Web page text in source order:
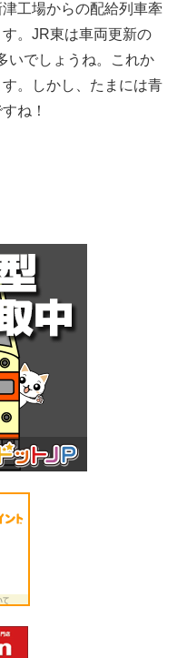
工場からの配給列車牽
。JR東は車両更新の
いでしょうね。これか
。しかし、たまには青
ね！